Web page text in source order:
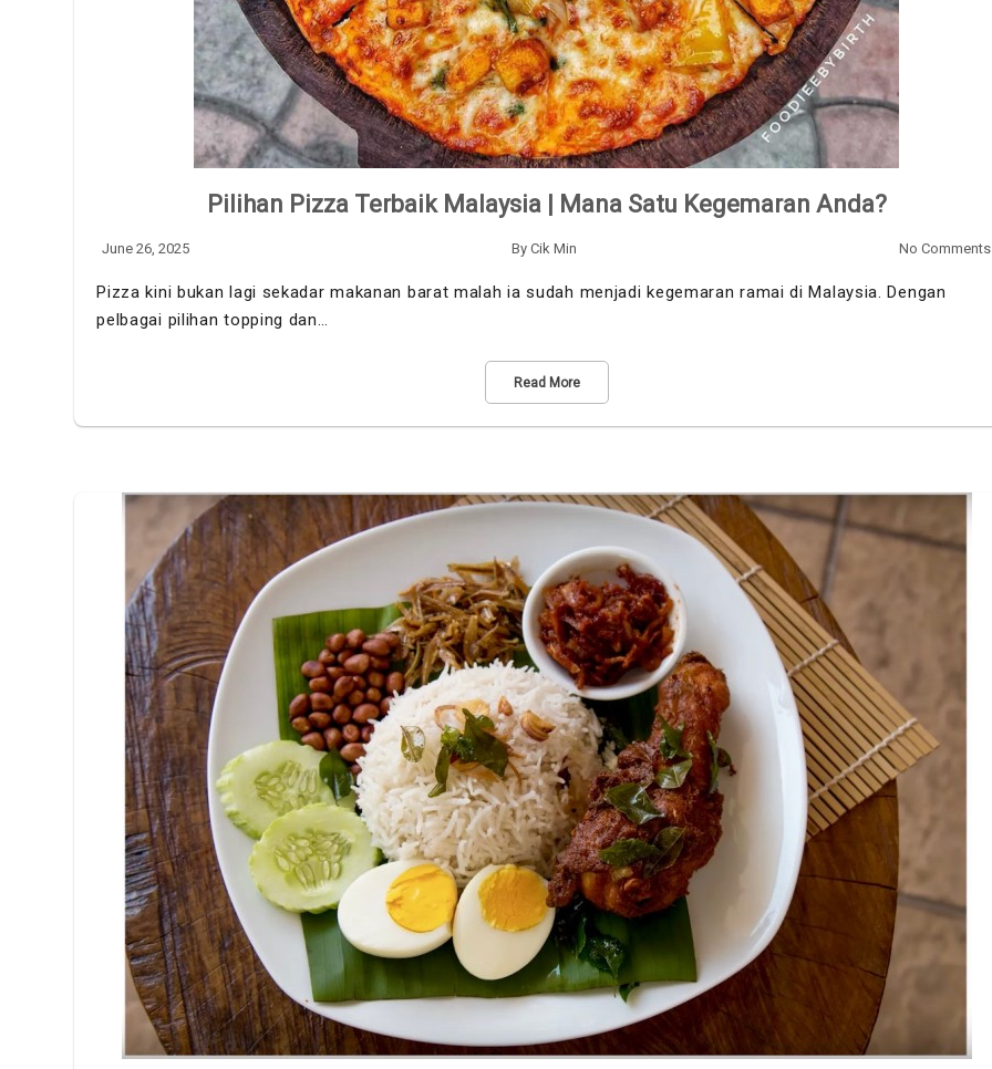
Pilihan Pizza Terbaik Malaysia | Mana Satu Kegemaran Anda?
June 26, 2025 ByCik Min No Comments
Pizza kini bukan lagi sekadar makanan barat malah ia sudah menjadi kegemaran ramai di Malaysia. Dengan
pelbagai pilihan topping dan…
Read More